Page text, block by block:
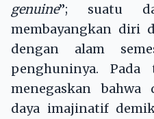
genuine”; suatu
membayangkan diri
dengan alam
penghuninya.
menegaskan
daya imajinatif